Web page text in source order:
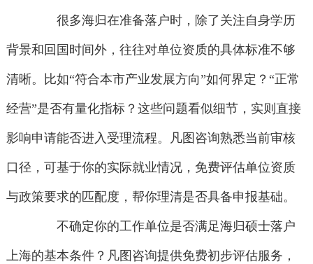
很多海归在准备落户时，除了关注自身学历
背景和回国时间外，往往对单位资质的具体标准不够
清晰。比如“符合本市产业发展方向”如何界定？“正常
经营”是否有量化指标？这些问题看似细节，实则直接
影响申请能否进入受理流程。凡图咨询熟悉当前审核
口径，可基于你的实际就业情况，免费评估单位资质
与政策要求的匹配度，帮你理清是否具备申报基础。
不确定你的工作单位是否满足海归硕士落户
上海的基本条件？凡图咨询提供免费初步评估服务，